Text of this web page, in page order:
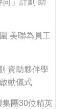
向」計劃 助
美聯為員工
資助夥伴學
動儀式
集團30位精英